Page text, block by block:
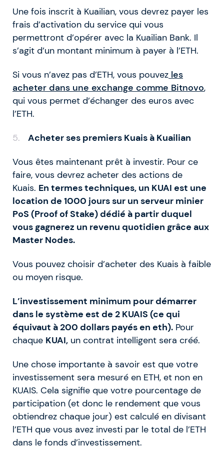
Une fois inscrit à Kuailian, vous devrez payer les
frais d’activation du service qui vous
permettront d’opérer avec la Kuailian Bank. Il
s’agit d’un montant minimum à payer à l’ETH.
Si vous n’avez pas d’ETH, vous pouvez les
acheter dans une exchange comme Bitnovo,
qui vous permet d’échanger des euros avec
l’ETH.
Acheter ses premiers Kuais à Kuailian
Vous êtes maintenant prêt à investir. Pour ce
faire, vous devrez acheter des actions de
Kuais. En termes techniques, un KUAI est une
location de 1000 jours sur un serveur minier
PoS (Proof of Stake) dédié à partir duquel
vous gagnerez un revenu quotidien grâce aux
Master Nodes.
Vous pouvez choisir d’acheter des Kuais à faible
ou moyen risque.
L’investissement minimum pour démarrer
dans le système est de 2 KUAIS (ce qui
équivaut à 200 dollars payés en eth). Pour
chaque KUAI, un contrat intelligent sera créé.
Une chose importante à savoir est que votre
investissement sera mesuré en ETH, et non en
KUAIS. Cela signifie que votre pourcentage de
participation (et donc le rendement que vous
obtiendrez chaque jour) est calculé en divisant
l’ETH que vous avez investi par le total de l’ETH
dans le fonds d’investissement.